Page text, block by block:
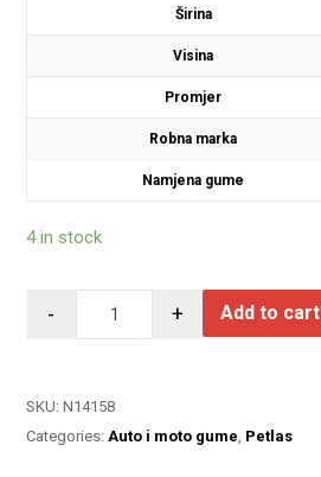
Širina
Visina
Promjer
Robna marka
Namjena gume
4 in stock
- + Add to cart
SKU:N14158
Categories:Auto i moto gume, Petlas